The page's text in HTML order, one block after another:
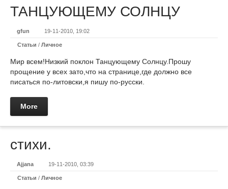
ТАНЦУЮЩЕМУ СОЛНЦУ
gfun 19-11-2010, 19:02
Статьи / Личное
Мир всем!Низкий поклон Танцующему Солнцу.Прошу
прощение у всех зато,что на странице,где должно все
писаться по-литовски,я пишу по-русски.
More
стихи.
Ajjana 19-11-2010, 03:39
Статьи / Личное